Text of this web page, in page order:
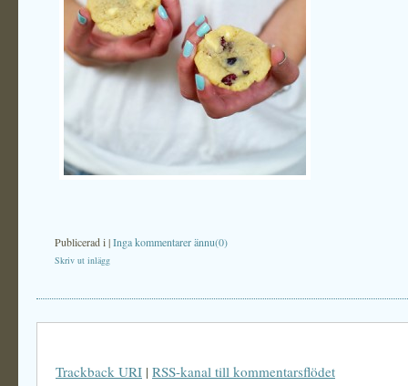
Publicerad i|Inga kommentarer ännu(0)
Skriv ut inlägg
Trackback URI | RSS-kanal till kommentarsflödet